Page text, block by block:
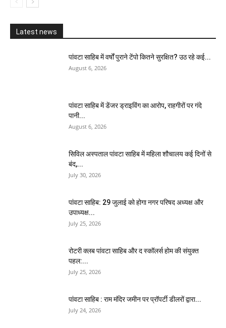
Latest news
पांवटा साहिब में वर्षों पुराने टेंपो कितने सुरक्षित? उठ रहे कई...
August 6, 2026
पांवटा साहिब में डेंजर ड्राइविंग का आरोप, राहगीरों पर गंदे
पानी...
August 6, 2026
सिविल अस्पताल पांवटा साहिब में महिला शौचालय कई दिनों से
बंद,...
July 30, 2026
पांवटा साहिब: 29 जुलाई को होगा नगर परिषद अध्यक्ष और
उपाध्यक्ष...
July 25, 2026
​रोटरी क्लब पांवटा साहिब और द स्कॉलर्स होम की संयुक्त
पहल:...
July 25, 2026
पांवटा साहिब : राम मंदिर जमीन पर प्रॉपर्टी डीलरों द्वारा...
July 24, 2026